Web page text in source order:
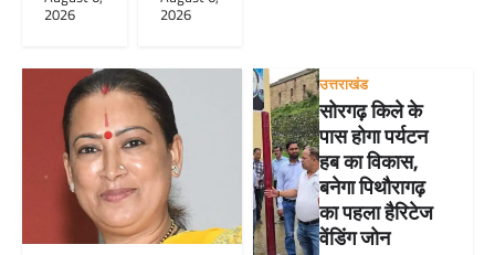
2026
2026
उत्तराखंड
सोरगढ़ किले के
पास होगा पर्यटन
हब का विकास,
बनेगा पिथौरागढ़
का पहला हैरिटेज
वेंडिंग जोन